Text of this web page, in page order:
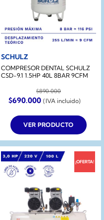
SCHULZ
COMPRESOR DENTAL SCHULZ
CSD-9.1 1.5HP 40L 8BAR 9CFM
$890.000
El
precio
original
era:
$890.000.
$690.000El
precio
actual
es:
$690.000.
(IVA incluido)
VER PRODUCTO
¡OFERTA!